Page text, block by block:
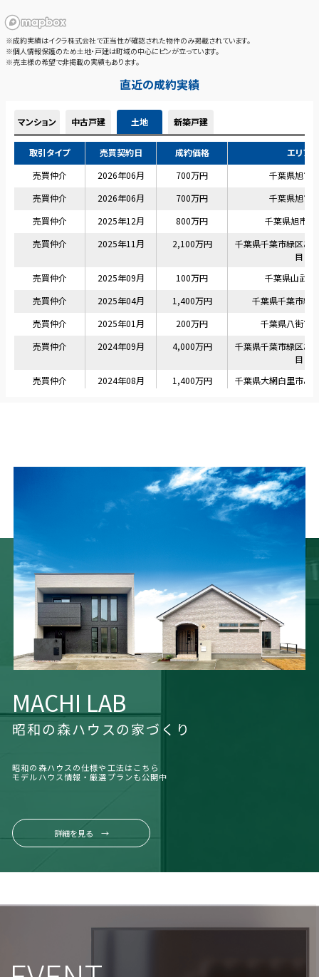
MACHI LAB
昭和の森ハウスの家づくり
昭和の森ハウスの仕様や工法はこちら
モデルハウス情報・厳選プランも公開中
詳細を見る →